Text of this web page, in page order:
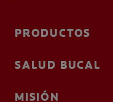
PRODUCTOS
SALUD BUCAL
MISIÓN